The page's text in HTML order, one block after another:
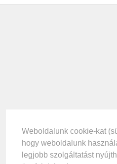
Weboldalunk cookie-kat
hogy weboldalunk
legjobb szolgáltatást